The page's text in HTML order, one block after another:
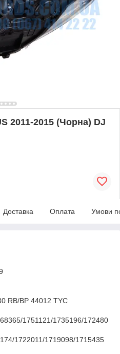
2011-2015 (Чорна) DJ
Доставка Оплата Умови
RB/BP 44012 TYC
1751121/1735196/172480
1722011/1719098/1715435